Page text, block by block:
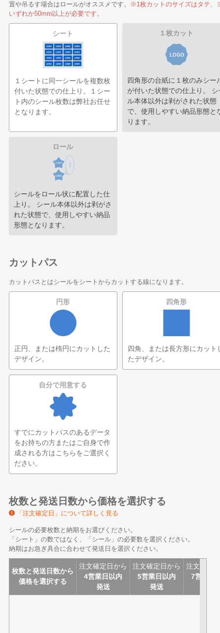
置や吊るす場合はロールがオススメです。
※1枚カットのサイズはタテ、
いずれか50mm以上が必要です。
シート
１シートに同一シールを複数枚
付いた状態での仕上り。１シー
ト内のシール枚数は弊社お任せ
となります。
１枚カット
四角形の台紙に１枚のみシー
が付いた状態での仕上り。 シ
ル本体以外は剥がされた状態
で、使用しやすい納品形態と
ります。
ロール
シールをロール状に配置した仕
上り。 シール本体以外は剥がさ
れた状態で、使用しやすい納品
形態となります。
カットパス
カットパスとはシールをシートからカットする線になります。
円形
正円、または楕円にカットした
デザイン。
四角形
四角、または長方形にカット
たデザイン。
自分で用意する
すでにカットパスのあるデータ
をお持ちの方またはご自身で作
成される方はこちらをご選択く
ださい。
枚数と発送日数から価格を選択する
「注文確定日」について詳しく見る
シールの必要枚数と納期をお選びください。
「シート」の数ではなく、「シール」の必要数を選択ください。
納期はお急ぎ具合に合わせて発送日を選択ください。
枚数と発送日数から
価格を選択する
注文確定日から
4営業日以内
発送
注文確定日から
5営業日以内
発送
注文確定
7営業日